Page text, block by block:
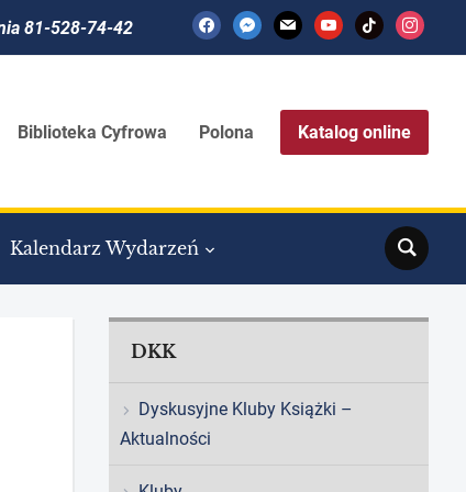
facebookmessenger
mail youtubetiktok instagram
81-528-74-42
Biblioteka Cyfrowa Polona Katalog online
Kalendarz Wydarzeń Search
DKK
Dyskusyjne Kluby Książki –
Aktualności